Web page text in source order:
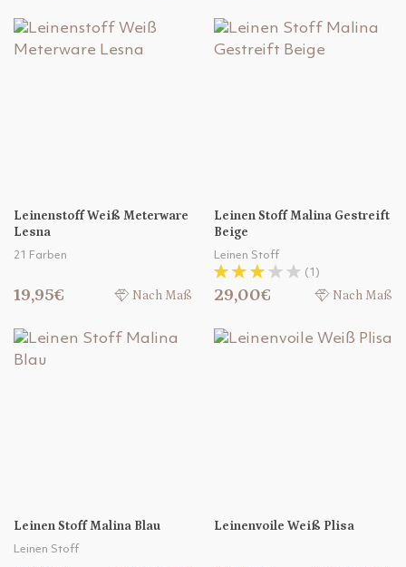
Leinenstoff Weiß Meterware
Lesna
21 Farben
19,95€ Nach Maß
Leinen Stoff Malina Gestreift
Beige
Leinen Stoff
(1)
29,00€ Nach Maß
Leinen Stoff Malina Blau
Leinen Stoff
Leinenvoile Weiß Plisa